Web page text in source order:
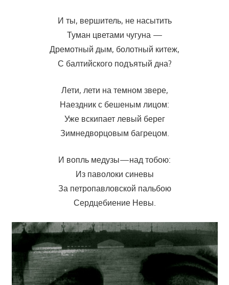
И ты, вершитель, не насытить
Туман цветами чугуна —
Дремотный дым, болотный китеж,
С балтийского подъятый дна?
Лети, лети на темном звере,
Наездник с бешеным лицом:
Уже вскипает левый берег
Зимнедворцовым багрецом.
И вопль медузы—над тобою:
Из паволоки синевы
За петропавловской пальбою
Сердцебиение Невы.